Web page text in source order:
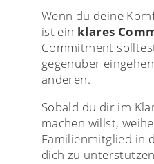
Wenn du deine
ist ein klares
Commitment
gegenüber
anderen.
Sobald du dir im
machen willst,
Familienmitglied in
dich zu